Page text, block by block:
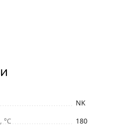
NK
°С
180